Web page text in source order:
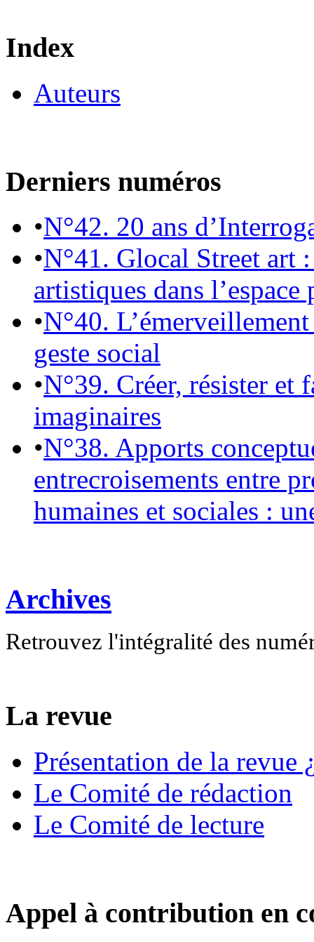
Index
Auteurs
Derniers numéros
•N°42. 20 ans
•N°41. Glocal Street art
artistiques dans l’espace
•N°40.
geste social
•N°39. Créer, résister et
imaginaires
•N°38. Apports
entrecroisements entre
humaines et sociales :
Archives
Retrouvez l'intégralité des
La revue
Présentation de la revue
Le Comité de rédaction
Le Comité de lecture
Appel à contribution en